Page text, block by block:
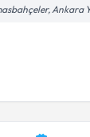
Ankara